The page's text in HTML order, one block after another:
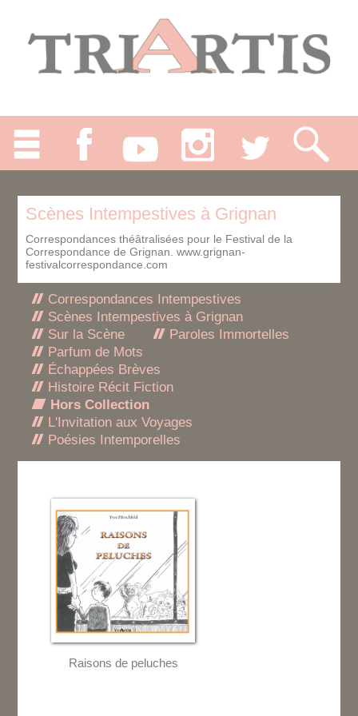
Scènes Intempestives à Grignan
Correspondances théâtralisées pour le Festival de la
Correspondance de Grignan.www.grignan-
festivalcorrespondance.com
Correspondances Intempestives
Scènes Intempestives à Grignan
Sur la Scène
Paroles Immortelles
Parfum de Mots
Échappées Brèves
Histoire Récit Fiction
Hors Collection
L'Invitation aux Voyages
Poésies Intemporelles
Raisons de peluches